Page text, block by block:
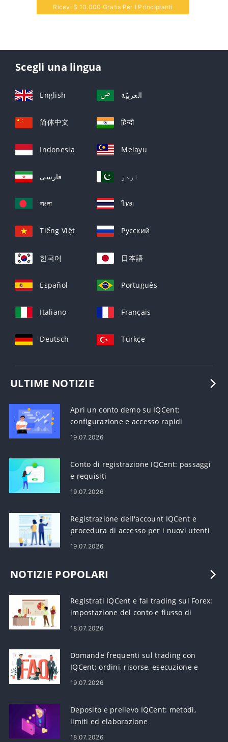
Ricevi $ 10.000 Gratis Per I Principianti
Scegli una lingua
English العربيّة
简体中文 हिन्दी
Indonesia Melayu
فارسی اردو
বাংলা ไทย
Tiếng Việt Русский
한국어 日本語
Español Português
Italiano Français
Deutsch Türkçe
ULTIME NOTIZIE
Apri un conto demo su IQCent:
configurazione e accesso rapidi
19.07.2026
Conto di registrazione IQCent: passaggi
e requisiti
19.07.2026
Registrazione dell'account IQCent e
procedura di accesso per i nuovi utenti
19.07.2026
NOTIZIE POPOLARI
Registrati IQCent e fai trading sul Forex:
impostazione del conto e flusso di
lavoro di trading
18.07.2026
Domande frequenti sul trading con
IQCent: ordini, risorse, esecuzione e
rischio
19.07.2026
Deposito e prelievo IQCent: metodi,
limiti ed elaborazione
18.07.2026